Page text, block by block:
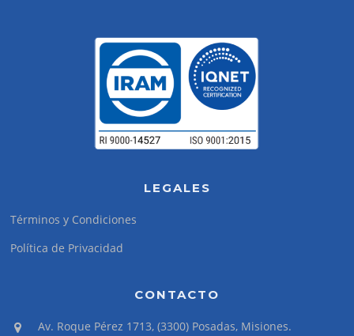
LEGALES
Términos y Condiciones
Política de Privacidad
CONTACTO
Av. Roque Pérez 1713, (3300) Posadas, Misiones.